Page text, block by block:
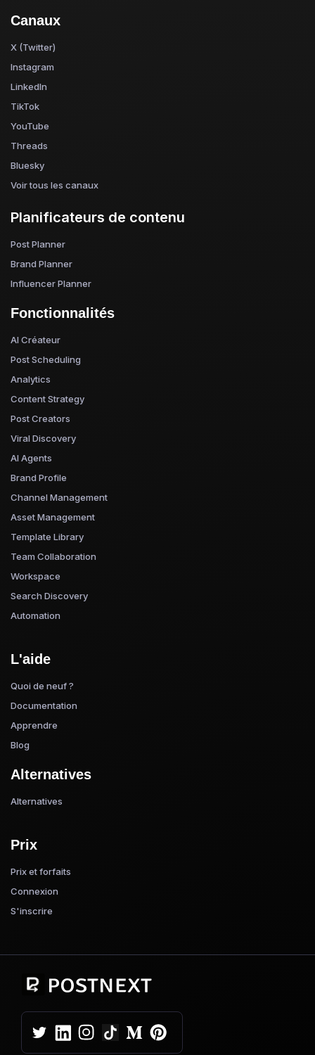
Canaux
X (Twitter)
Instagram
LinkedIn
TikTok
YouTube
Threads
Bluesky
Voir tous les canaux
Planificateurs de contenu
Post Planner
Brand Planner
Influencer Planner
Fonctionnalités
AI Créateur
Post Scheduling
Analytics
Content Strategy
Post Creators
Viral Discovery
AI Agents
Brand Profile
Channel Management
Asset Management
Template Library
Team Collaboration
Workspace
Search Discovery
Automation
L'aide
Quoi de neuf ?
Documentation
Apprendre
Blog
Alternatives
Alternatives
Prix
Prix et forfaits
Connexion
S'inscrire